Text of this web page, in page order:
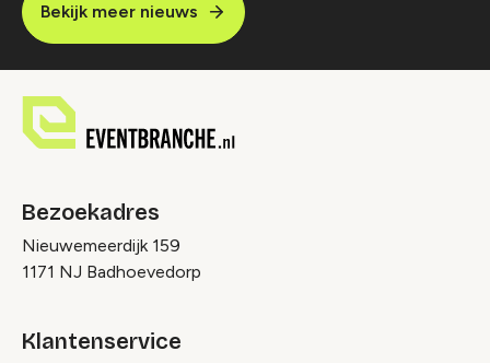
Bekijk meer nieuws
Bezoekadres
Nieuwemeerdijk 159
1171 NJ Badhoevedorp
Klantenservice